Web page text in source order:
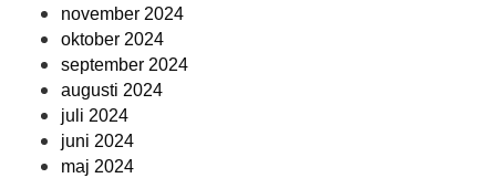
november 2024
oktober 2024
september 2024
augusti 2024
juli 2024
juni 2024
maj 2024